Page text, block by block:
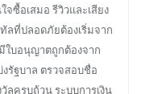
ซื้อเสมอ รีวิวและเสียง
ลที่ปลอดภัยต้องเริ่มจาก
ใบอนุญาตถูกต้องจาก
รัฐบาล ตรวจสอบชื่อ
ลครบถ้วน ระบบการเงิน